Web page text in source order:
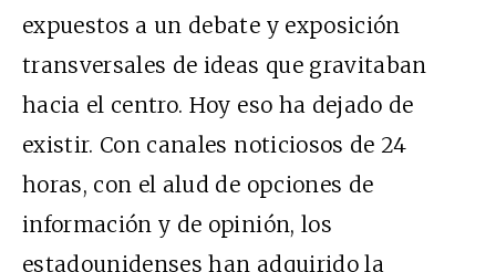
expuestos a un debate y exposición
transversales de ideas que gravitaban
hacia el centro. Hoy eso ha dejado de
existir. Con canales noticiosos de 24
horas, con el alud de opciones de
información y de opinión, los
estadounidenses han adquirido la